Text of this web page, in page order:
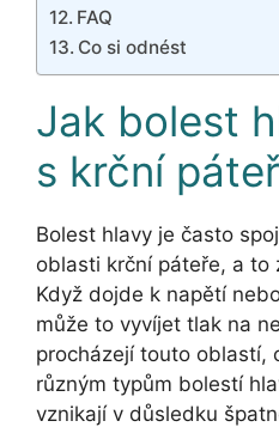
FAQ
Co si odnést
Jak bolest
s krční
Bolest hlavy je často
oblasti krční páteře, a to
Když dojde k napětí
může to vyvíjet tlak na
procházejí touto oblastí,
různým typům bolestí
vznikají v důsledku